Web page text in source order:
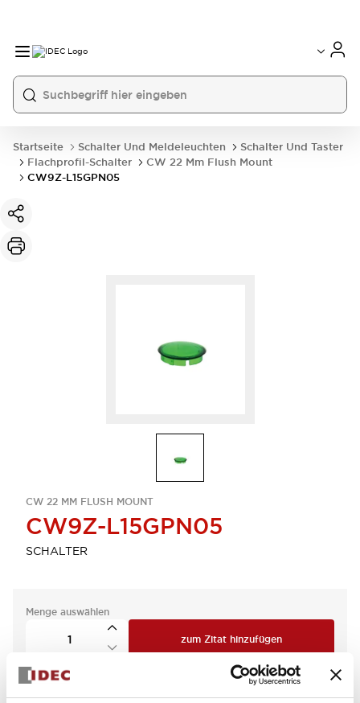
Startseite Schalter Und Meldeleuchten
Schalter Und Taster
Flachprofil-Schalter
CW 22 Mm Flush Mount
CW9Z-L15GPN05
CW 22 MM FLUSH MOUNT
CW9Z-L15GPN05
SCHALTER
Menge auswählen
zum Zitat hinzufügen